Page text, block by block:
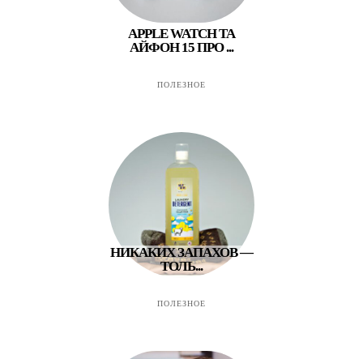
APPLE WATCH ТА
АЙФОН 15 ПРО ...
ПОЛЕЗНОЕ
НИКАКИХ ЗАПАХОВ —
ТОЛЬ...
ПОЛЕЗНОЕ